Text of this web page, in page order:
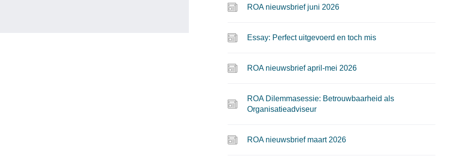
ROA nieuwsbrief juni 2026
Essay: Perfect uitgevoerd en toch mis
ROA nieuwsbrief april-mei 2026
ROA Dilemmasessie: Betrouwbaarheid als
Organisatieadviseur
ROA nieuwsbrief maart 2026